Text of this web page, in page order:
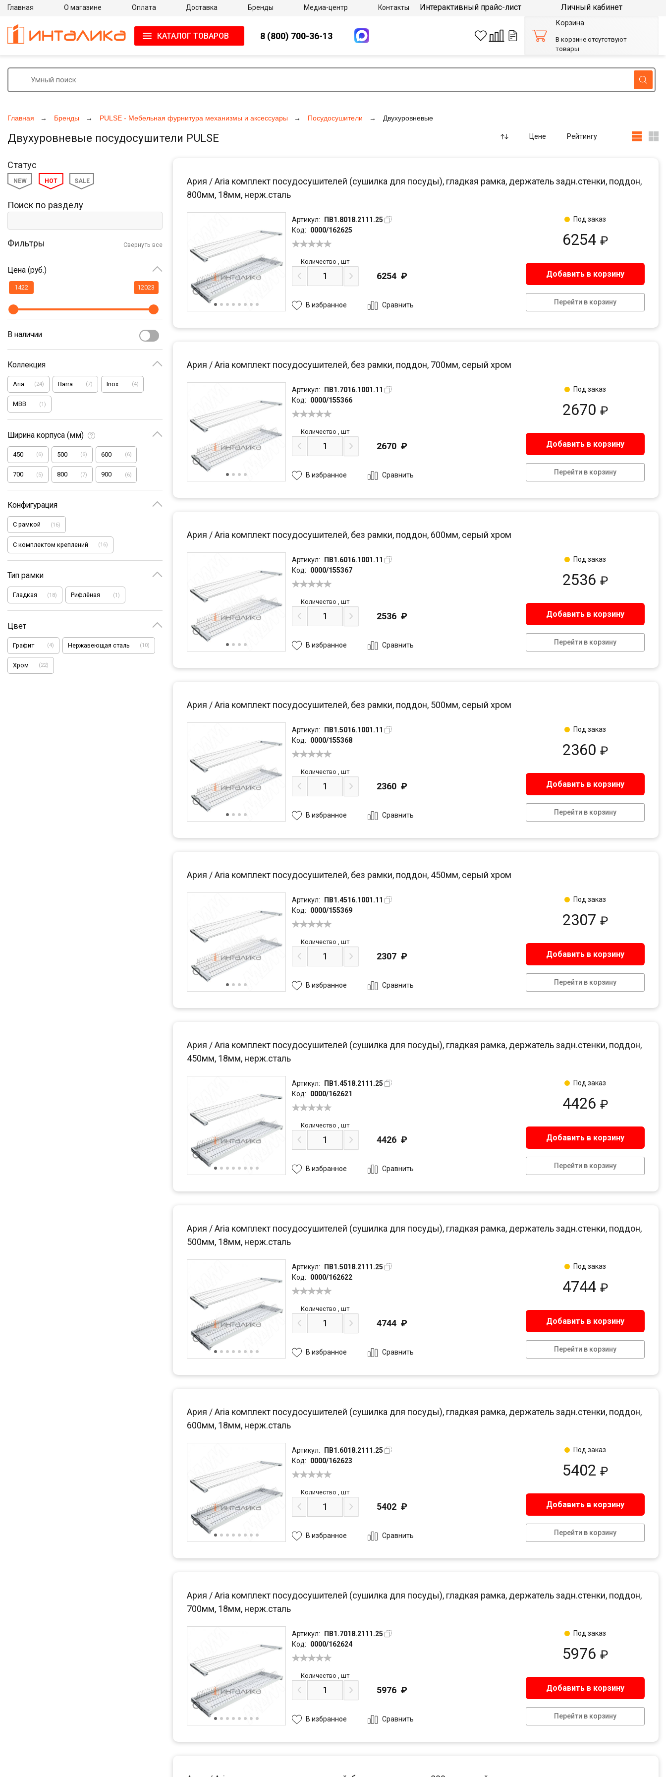
Главная Бренды PULSE - Мебельная фурнитура механизмы и аксессуары Посудосушители Двухуровневые
Двухуровневые посудосушители PULSE Цене Рейтингу
Статус
NEW HOT SALE
Поиск по разделу
Фильтры Свернуть все
Цена (руб.)
В наличии
Коллекция
Aria (24) Barra (7) Inox (4)
MBB (1)
Ширина корпуса (мм)
450 (6) 500 (6) 600 (6)
700 (5) 800 (7) 900 (6)
Конфигурация
С рамкой (16)
С комплектом креплений (16)
Тип рамки
Гладкая (18) Рифлёная (1)
Цвет
Графит (4) Нержавеющая сталь (10)
Хром (22)
Ария / Aria комплект посудосушителей (сушилка для посуды), гладкая рамка, держатель задн.стенки, поддон,
800мм, 18мм, нерж.сталь
Артикул:
ПВ1.8018.2111.25
Код:
0000/162625
6254 ₽
Количество ,шт
6254 ₽ Добавить в корзину
Перейти в корзину
В избранное Сравнить
Под заказ
Ария / Aria комплект посудосушителей, без рамки, поддон, 700мм, серый хром
Артикул:
ПВ1.7016.1001.11
Код:
0000/155366
2670 ₽
Количество ,шт
2670 ₽ Добавить в корзину
Перейти в корзину
В избранное Сравнить
Под заказ
Ария / Aria комплект посудосушителей, без рамки, поддон, 600мм, серый хром
Артикул:
ПВ1.6016.1001.11
Код:
0000/155367
2536 ₽
Количество ,шт
2536 ₽ Добавить в корзину
Перейти в корзину
В избранное Сравнить
Под заказ
Ария / Aria комплект посудосушителей, без рамки, поддон, 500мм, серый хром
Артикул:
ПВ1.5016.1001.11
Код:
0000/155368
2360 ₽
Количество ,шт
2360 ₽ Добавить в корзину
Перейти в корзину
В избранное Сравнить
Под заказ
Ария / Aria комплект посудосушителей, без рамки, поддон, 450мм, серый хром
Артикул:
ПВ1.4516.1001.11
Код:
0000/155369
2307 ₽
Количество ,шт
2307 ₽ Добавить в корзину
Перейти в корзину
В избранное Сравнить
Под заказ
Ария / Aria комплект посудосушителей (сушилка для посуды), гладкая рамка, держатель задн.стенки, поддон,
450мм, 18мм, нерж.сталь
Артикул:
ПВ1.4518.2111.25
Код:
0000/162621
4426 ₽
Количество ,шт
4426 ₽ Добавить в корзину
Перейти в корзину
В избранное Сравнить
Под заказ
Ария / Aria комплект посудосушителей (сушилка для посуды), гладкая рамка, держатель задн.стенки, поддон,
500мм, 18мм, нерж.сталь
Артикул:
ПВ1.5018.2111.25
Код:
0000/162622
4744 ₽
Количество ,шт
4744 ₽ Добавить в корзину
Перейти в корзину
В избранное Сравнить
Под заказ
Ария / Aria комплект посудосушителей (сушилка для посуды), гладкая рамка, держатель задн.стенки, поддон,
600мм, 18мм, нерж.сталь
Артикул:
ПВ1.6018.2111.25
Код:
0000/162623
5402 ₽
Количество ,шт
5402 ₽ Добавить в корзину
Перейти в корзину
В избранное Сравнить
Под заказ
Ария / Aria комплект посудосушителей (сушилка для посуды), гладкая рамка, держатель задн.стенки, поддон,
700мм, 18мм, нерж.сталь
Артикул:
ПВ1.7018.2111.25
Код:
0000/162624
5976 ₽
Количество ,шт
5976 ₽ Добавить в корзину
Перейти в корзину
В избранное Сравнить
Под заказ
Главная О магазине Оплата Доставка Бренды Медиа-центр Контакты Интерактивный прайс-лист Личный кабинет
КАТАЛОГ ТОВАРОВ 8 (800) 700-36-13
Корзина
В корзине отсутствуют
товары